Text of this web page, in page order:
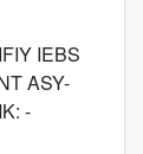
IEBS
ASY-
-